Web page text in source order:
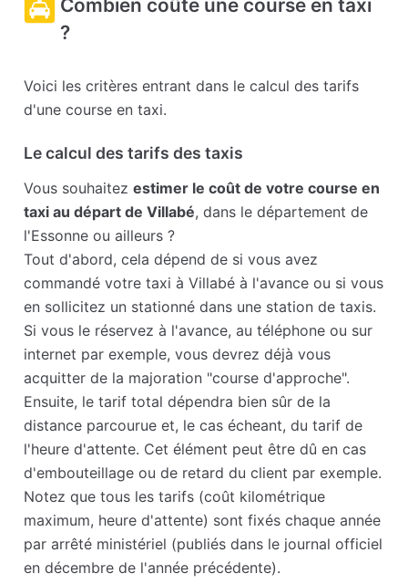
Combien coûte une course en taxi
?
Voici les critères entrant dans le calcul des tarifs
d'une course en taxi.
Le calcul des tarifs des taxis
Vous souhaitezestimer le coût de votre course en
taxi au départ de Villabé, dans le département de
l'Essonne ou ailleurs ?
Tout d'abord, cela dépend de si vous avez
commandé votre taxi à Villabé à l'avance ou si vous
en sollicitez un stationné dans une station de taxis.
Si vous le réservez à l'avance, au téléphone ou sur
internet par exemple, vous devrez déjà vous
acquitter de la majoration "course d'approche".
Ensuite, le tarif total dépendra bien sûr de la
distance parcourue et, le cas écheant, du tarif de
l'heure d'attente. Cet élément peut être dû en cas
d'embouteillage ou de retard du client par exemple.
Notez que tous les tarifs (coût kilométrique
maximum, heure d'attente) sont fixés chaque année
par arrêté ministériel (publiés dans le journal officiel
en décembre de l'année précédente).